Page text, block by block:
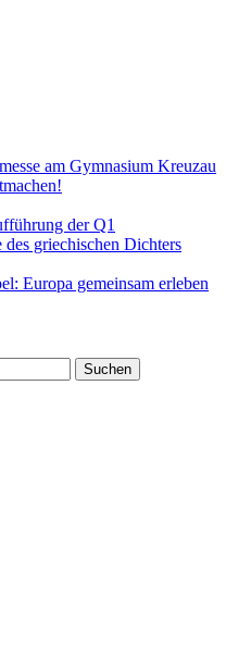
am Gymnasium Kreuzau
der Q1
griechischen Dichters
Europa gemeinsam erleben